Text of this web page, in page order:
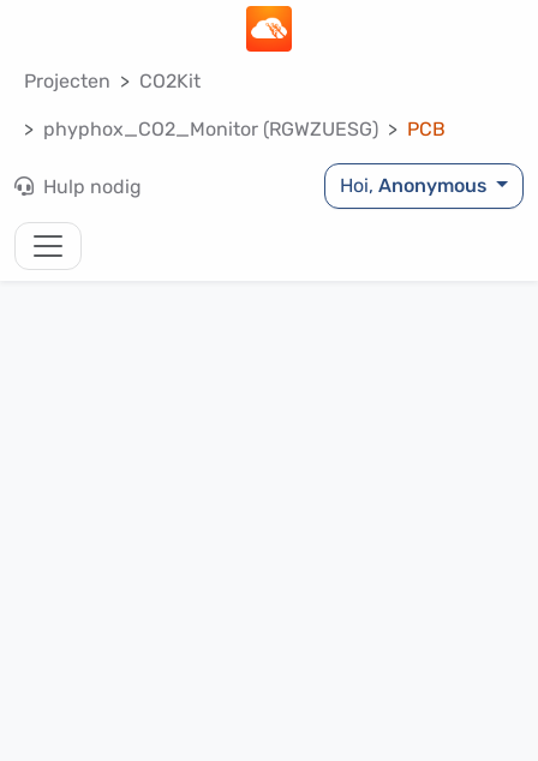
Projecten CO2Kit
phyphox_CO2_Monitor (RGWZUESG) PCB
Hulp nodig Hoi,Anonymous